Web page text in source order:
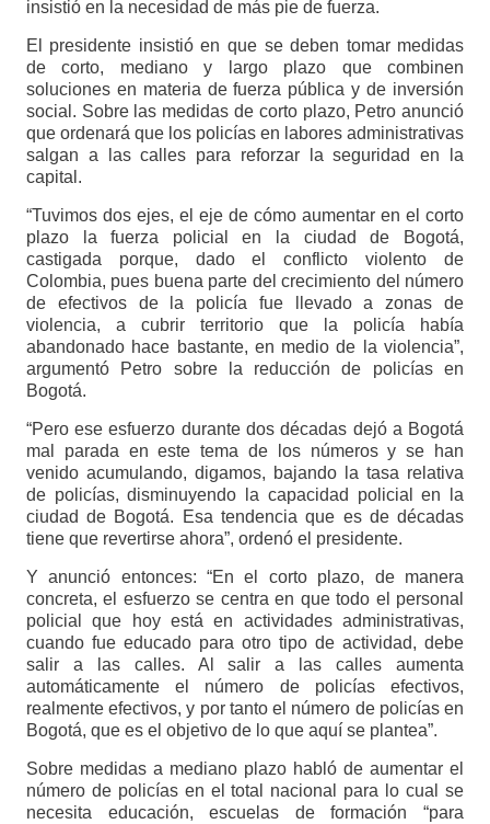
insistió en la necesidad de más pie de fuerza.
El presidente insistió en que se deben tomar medidas
de corto, mediano y largo plazo que combinen
soluciones en materia de fuerza pública y de inversión
social. Sobre las medidas de corto plazo, Petro anunció
que ordenará que los policías en labores administrativas
salgan a las calles para reforzar la seguridad en la
capital.
“Tuvimos dos ejes, el eje de cómo aumentar en el corto
plazo la fuerza policial en la ciudad de Bogotá,
castigada porque, dado el conflicto violento de
Colombia, pues buena parte del crecimiento del número
de efectivos de la policía fue llevado a zonas de
violencia, a cubrir territorio que la policía había
abandonado hace bastante, en medio de la violencia”,
argumentó Petro sobre la reducción de policías en
Bogotá.
“Pero ese esfuerzo durante dos décadas dejó a Bogotá
mal parada en este tema de los números y se han
venido acumulando, digamos, bajando la tasa relativa
de policías, disminuyendo la capacidad policial en la
ciudad de Bogotá. Esa tendencia que es de décadas
tiene que revertirse ahora”, ordenó el presidente.
Y anunció entonces: “En el corto plazo, de manera
concreta, el esfuerzo se centra en que todo el personal
policial que hoy está en actividades administrativas,
cuando fue educado para otro tipo de actividad, debe
salir a las calles. Al salir a las calles aumenta
automáticamente el número de policías efectivos,
realmente efectivos, y por tanto el número de policías en
Bogotá, que es el objetivo de lo que aquí se plantea”.
Sobre medidas a mediano plazo habló de aumentar el
número de policías en el total nacional para lo cual se
necesita educación, escuelas de formación “para